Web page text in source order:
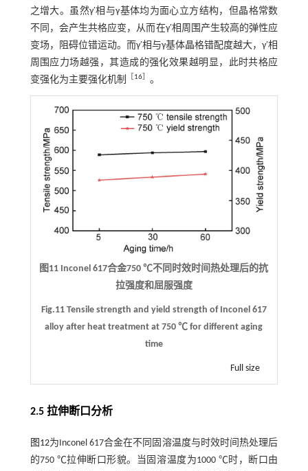
之增大。虽然γ′相与γ基体均为面心立方结构，但晶格常数
不同，会产生共格应变，从而在γ′相周围产生较高的弹性应
变场，阻碍位错运动。而γ′相与γ基体晶格错配度越大，γ′相
周围应力场越强，其造成的强化效果越明显，此时共格应
变强化为主要强化机制
16］ 。
图11 Inconel 617合金750 ℃不同时效时间热处理后的抗
拉强度和屈服强度
Fig.11 Tensile strength and yield strength of Inconel 617
alloy after heat treatment at 750 ℃ for different aging
time
Full size
2.5 拉伸断口分析
图12为Inconel 617合金在不同固溶温度与时效时间热处理后
的750 ℃拉伸断口形貌。当固溶温度为1000 ℃时，断口由